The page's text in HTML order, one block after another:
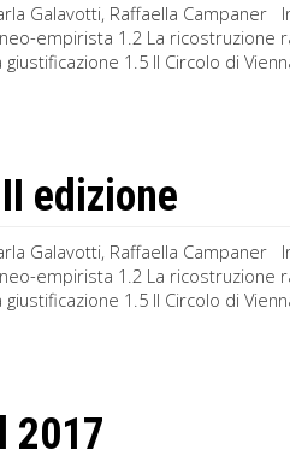
Galavotti, Raffaella Campaner
empirista 1.2 La ricostruzione
1.5 Il Circolo di
edizione
Galavotti, Raffaella Campaner
empirista 1.2 La ricostruzione
1.5 Il Circolo di
2017